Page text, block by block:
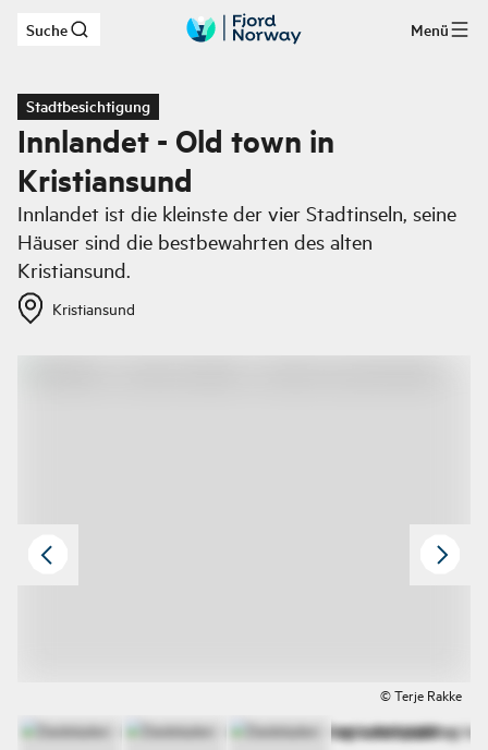
Zum Hauptinhalt
Suche Menü
Stadtbesichtigung
Innlandet - Old town in
Kristiansund
Innlandet ist die kleinste der vier Stadtinseln, seine
Häuser sind die bestbewahrten des alten
Kristiansund.
Kristiansund
© Terje Rakke